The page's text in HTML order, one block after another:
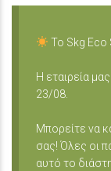
Το Skg Eco
Η εταιρεία
23/08.
Μπορείτε να
σας! Όλες οι
αυτό το